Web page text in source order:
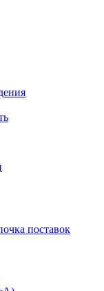
поставок